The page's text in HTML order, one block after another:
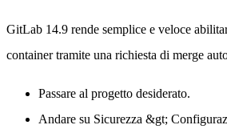
GitLab 14.9 rende semplice e veloce
container tramite una richiesta di merge
Passare al progetto desiderato.
Andare su Sicurezza &gt;